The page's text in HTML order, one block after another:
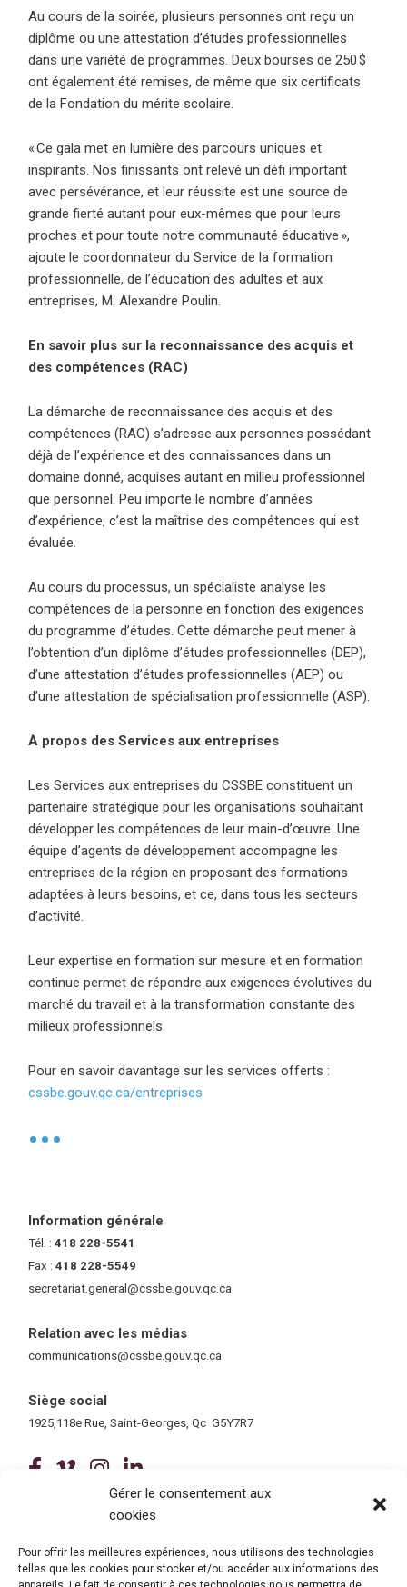
Gérer le consentement aux
cookies
Pour offrir les meilleures expériences, nous utilisons des technologies
telles que les cookies pour stocker et/ou accéder aux informations des
Au cours de la soirée, plusieurs personnes ont reçu un
diplôme ou une attestation d’études professionnelles
dans une variété de programmes. Deux bourses de 250 $
ont également été remises, de même que six certificats
de la Fondation du mérite scolaire.
« Ce gala met en lumière des parcours uniques et
inspirants. Nos finissants ont relevé un défi important
avec persévérance, et leur réussite est une source de
grande fierté autant pour eux-mêmes que pour leurs
proches et pour toute notre communauté éducative »,
ajoute le coordonnateur du Service de la formation
professionnelle, de l’éducation des adultes et aux
entreprises, M. Alexandre Poulin.
En savoir plus sur la reconnaissance des acquis et
des compétences (RAC)
La démarche de reconnaissance des acquis et des
compétences (RAC) s’adresse aux personnes possédant
déjà de l’expérience et des connaissances dans un
domaine donné, acquises autant en milieu professionnel
que personnel. Peu importe le nombre d’années
d’expérience, c’est la maîtrise des compétences qui est
évaluée.
Au cours du processus, un spécialiste analyse les
compétences de la personne en fonction des exigences
du programme d’études. Cette démarche peut mener à
l’obtention d’un diplôme d’études professionnelles (DEP),
d’une attestation d’études professionnelles (AEP) ou
d’une attestation de spécialisation professionnelle (ASP).
À propos des Services aux entreprises
Les Services aux entreprises du CSSBE constituent un
partenaire stratégique pour les organisations souhaitant
développer les compétences de leur main-d’œuvre. Une
équipe d’agents de développement accompagne les
entreprises de la région en proposant des formations
adaptées à leurs besoins, et ce, dans tous les secteurs
d’activité.
Leur expertise en formation sur mesure et en formation
continue permet de répondre aux exigences évolutives du
marché du travail et à la transformation constante des
milieux professionnels.
Pour en savoir davantage sur les services offerts :
cssbe.gouv.qc.ca/entreprises
•
Information générale
Tél. :418 228-5541
Fax :418 228-5549
secretariat.general@cssbe.gouv.qc.ca
Relation avec les médias
communications@cssbe.gouv.qc.ca
Siège social
1925,118e Rue, Saint-Georges, Qc G5Y7R7
(ce lien ouvre dans une nouvelle
(ce lien ouvre dans une nouvelle
(ce lien ouvre dans une
Tous droits réservés © 2026 Centre de services scolaire de la
Politique de confidentialité|Accessibilité
Conception site web : Ubéo solutions web(ce lien ouvre dans une nouvelle